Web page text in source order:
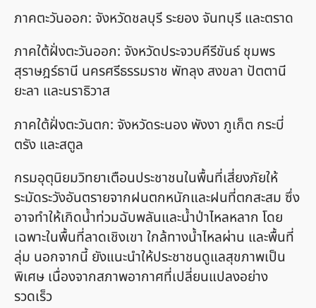
ภาคตะวันออก: จังหวัดชลบุรี ระยอง จันทบุรี และตราด
ภาคใต้ฝั่งตะวันออก: จังหวัดประจวบคีรีขันธ์ ชุมพร
สุราษฎร์ธานี นครศรีธรรมราช พัทลุง สงขลา ปัตตานี
ยะลา และนราธิวาส
ภาคใต้ฝั่งตะวันตก: จังหวัดระนอง พังงา ภูเก็ต กระบี่
ตรัง และสตูล
กรมอุตุนิยมวิทยาเตือนประชาชนในพื้นที่เสี่ยงภัยให้
ระมัดระวังอันตรายจากฝนตกหนักและฝนที่ตกสะสม ซึ่ง
อาจทำให้เกิดน้ำท่วมฉับพลันและน้ำป่าไหลหลาก โดย
เฉพาะในพื้นที่ลาดเชิงเขา ใกล้ทางน้ำไหลผ่าน และพื้นที่
ลุ่ม นอกจากนี้ ยังแนะนำให้ประชาชนดูแลสุขภาพเป็น
พิเศษ เนื่องจากสภาพอากาศที่เปลี่ยนแปลงอย่าง
รวดเร็ว